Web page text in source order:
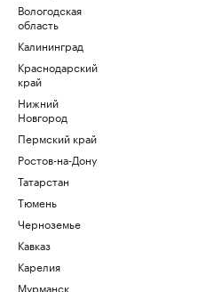
Вологодская
область
Калининград
Краснодарский
край
Нижний
Новгород
Пермский край
Ростов-на-Дону
Татарстан
Тюмень
Черноземье
Кавказ
Карелия
Мурманск